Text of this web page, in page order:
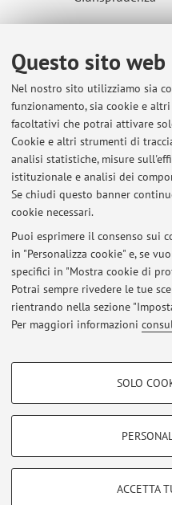
Questo sito
Nel nostro sito utilizziamo sia
funzionamento, sia cookie e
facoltativi che potrai attivare
Cookie e altri strumenti di
analisi statistiche, misure
istituzionale e analisi dei
Se chiudi questo banner
cookie necessari.
Puoi esprimere il consenso sui
in "Personalizza cookie" e, se
specifici in "Mostra cookie di
Potrai sempre rivedere le tue
rientrando nella sezione
Per maggiori informazioni
COOKIE DI PROFILAZIONE -
COOKIE TECNICI -
SOLO
ACCETTA
Date provvisorie esami Diritto
esami Diritto Tributario, Diritto
di Ravenna)
Pubblicato il: 26 marzo 2026
Lezione diritto tributario di
15.00
Pubblicato il: 10 marzo 2026
Lezioni Diritto Tributario 26 e 27
ANNULLATE
Pubblicato il: 26 febbraio 2026
Area riservata
Accedi tramiteloginper gestire
Zamboni, 33 - 40126